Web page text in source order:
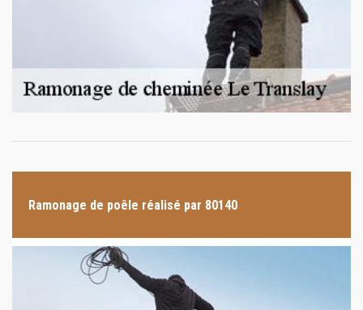
Ramonage de poêle réalisé par 80140